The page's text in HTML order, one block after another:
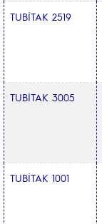
TUBİTAK 2519
TUBİTAK 3005
TUBİTAK 1001